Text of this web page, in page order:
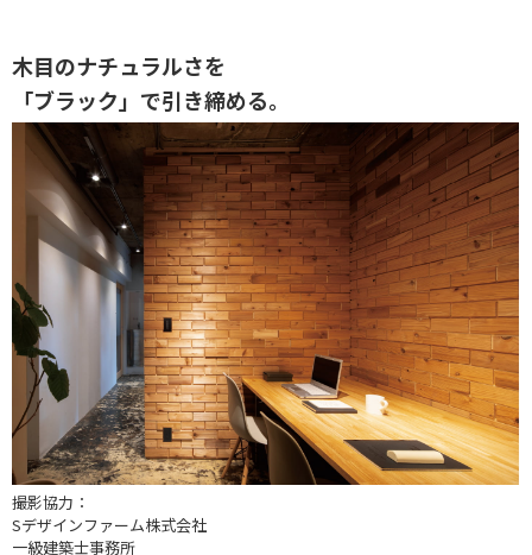
木目のナチュラルさを
「ブラック」で引き締める。
撮影協力：
Sデザインファーム株式会社
一級建築士事務所